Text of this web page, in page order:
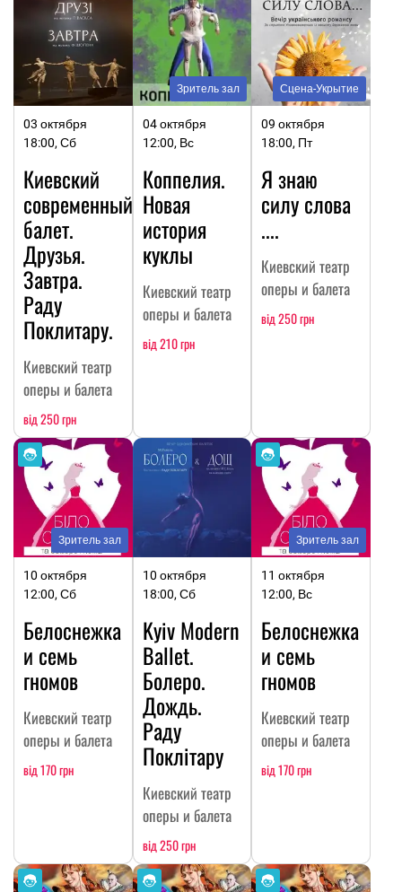
03 октября
18:00, Сб
Киевский
современный
балет.
Друзья.
Завтра.
Раду
Поклитару.
Киевский театр
оперы и балета
від 250 грн
Зритель зал
04 октября
12:00, Вс
Коппелия.
Новая
история
куклы
Киевский театр
оперы и балета
від 210 грн
Сцена-Укрытие
09 октября
18:00, Пт
Я знаю
силу слова
....
Киевский театр
оперы и балета
від 250 грн
Зритель зал
10 октября
12:00, Сб
Белоснежка
и семь
гномов
Киевский театр
оперы и балета
від 170 грн
10 октября
18:00, Сб
Kyiv Modern
Ballet.
Болеро.
Дождь.
Раду
Поклітару
Киевский театр
оперы и балета
від 250 грн
Зритель зал
11 октября
12:00, Вс
Белоснежка
и семь
гномов
Киевский театр
оперы и балета
від 170 грн